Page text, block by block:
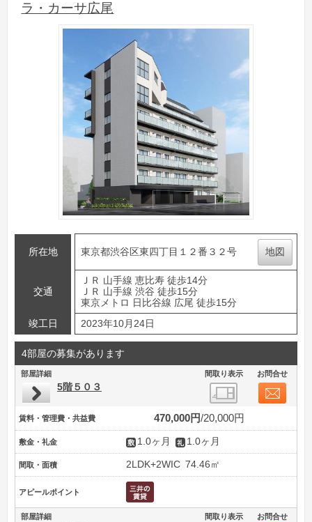
ラ・カーサ広尾
所在地 東京都渋谷区東四丁目１２番３２号 地図
交通
ＪＲ 山手線 恵比寿 徒歩14分
ＪＲ 山手線 渋谷 徒歩15分
東京メトロ 日比谷線 広尾 徒歩15分
竣工日
2023年10月24日
4部屋の募集があります
部屋詳細 間取り表示 お問合せ
5階５０３
賃料・管理費・共益費 470,000円 20,000円
敷金・礼金 1.0ヶ月 1.0ヶ月
間取・面積 2LDK+2WIC 74.46㎡
アピールポイント
部屋詳細 間取り表示 お問合せ